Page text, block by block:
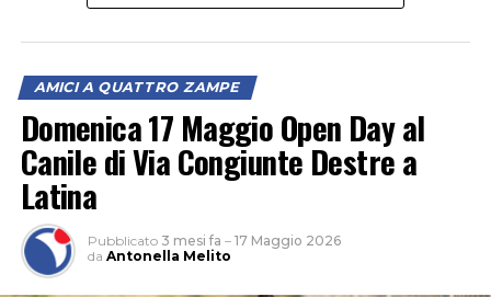
AMICI A QUATTRO ZAMPE
Domenica 17 Maggio Open Day al
Canile di Via Congiunte Destre a
Latina
Pubblicato 3 mesi fa – 17 Maggio 2026
da Antonella Melito